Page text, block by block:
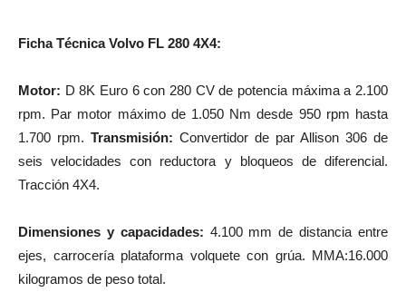
Ficha Técnica Volvo FL 280 4X4:
Motor: D 8K Euro 6 con 280 CV de potencia máxima a 2.100
rpm. Par motor máximo de 1.050 Nm desde 950 rpm hasta
1.700 rpm. Transmisión: Convertidor de par Allison 306 de
seis velocidades con reductora y bloqueos de diferencial.
Tracción 4X4.
Dimensiones y capacidades: 4.100 mm de distancia entre
ejes, carrocería plataforma volquete con grúa. MMA:16.000
kilogramos de peso total.